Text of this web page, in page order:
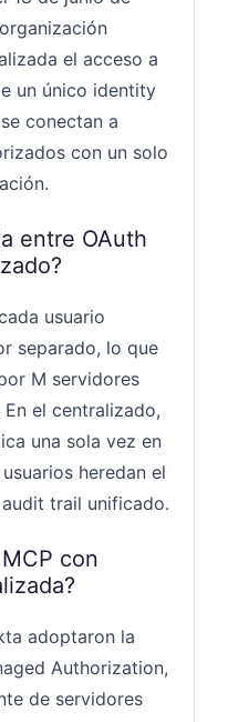
el acceso a
un único identity
conectan a
con un solo
entre OAuth
usuario
separado, lo que
M servidores
el centralizado,
una sola vez en
heredan el
trail unificado.
con
adoptaron la
Authorization,
de servidores